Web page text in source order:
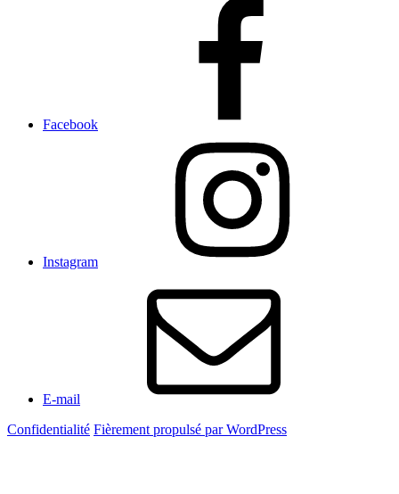
Facebook
Instagram
E-mail
Confidentialité Fièrement propulsé par WordPress